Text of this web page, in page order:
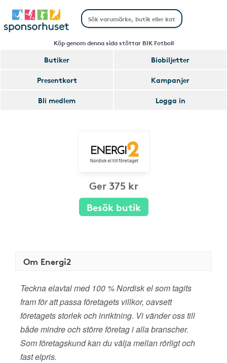
Köp genom denna sida stöttar BIK Fotboll
Butiker
Biobiljetter
Presentkort
Kampanjer
Bli medlem
Logga in
Ger 375 kr
Besök butik
Om Energi2
Teckna elavtal med 100 % Nordisk el som tagits
fram för att passa företagets villkor, oavsett
företagets storlek och inriktning. Vi vänder oss till
både mindre och större företag i alla branscher.
Som företagskund kan du välja mellan rörligt och
fast elpris.